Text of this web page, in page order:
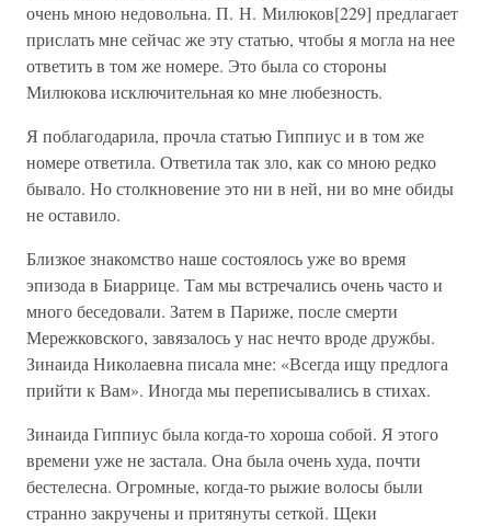
очень мною недовольна. П. Н. Милюков[229] предлагает
прислать мне сейчас же эту статью, чтобы я могла на нее
ответить в том же номере. Это была со стороны
Милюкова исключительная ко мне любезность.
Я поблагодарила, прочла статью Гиппиус и в том же
номере ответила. Ответила так зло, как со мною редко
бывало. Но столкновение это ни в ней, ни во мне обиды
не оставило.
Близкое знакомство наше состоялось уже во время
эпизода в Биаррице. Там мы встречались очень часто и
много беседовали. Затем в Париже, после смерти
Мережковского, завязалось у нас нечто вроде дружбы.
Зинаида Николаевна писала мне: «Всегда ищу предлога
прийти к Вам». Иногда мы переписывались в стихах.
Зинаида Гиппиус была когда-то хороша собой. Я этого
времени уже не застала. Она была очень худа, почти
бестелесна. Огромные, когда-то рыжие волосы были
странно закручены и притянуты сеткой. Щеки